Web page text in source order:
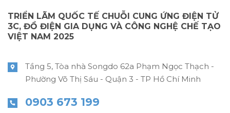
TRIỂN LÃM QUỐC TẾ CHUỖI CUNG ỨNG ĐIỆN TỬ
3C, ĐỒ ĐIỆN GIA DỤNG VÀ CÔNG NGHỆ CHẾ TẠO
VIỆT NAM 2025
Tầng 5, Tòa nhà Songdo 62a Phạm Ngọc Thạch -
Phường Võ Thị Sáu - Quận 3 - TP Hồ Chí Minh
0903 673 199